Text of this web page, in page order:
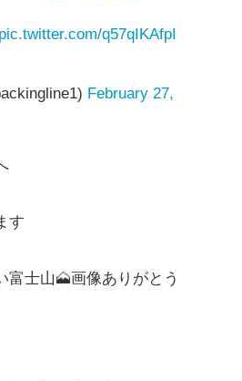
pic.twitter.com/q57qIKAfpI
February 27,
す
富士山🗻画像ありがとう